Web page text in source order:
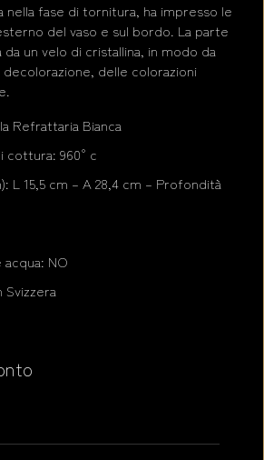
fase di tornitura, ha impresso le
del vaso e sul bordo. La parte
un velo di cristallina, in modo da
delle colorazioni
Refrattaria Bianca
cottura: 960° c
L 15,5 cm – A 28,4 cm – Profondità
NO
Svizzera